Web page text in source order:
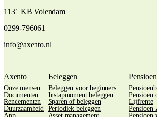
1131 KB Volendam
0299-796061
info@axento.nl
Axento
Onze mensen
Documenten
Rendementen
Duurzaamheid
App
Beleggen
Beleggen voor beginners
Instapmoment beleggen
Sparen of beleggen
Periodiek beleggen
Asset management
Pensioen
Lijfrente
Pensioen
Pensioen